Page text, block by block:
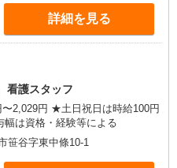
詳細を見る
護スタッフ
日祝日は時給100円
は資格・経験等による
笹谷字東中條10-1